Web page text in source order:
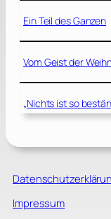
Ein Teil des Ganzen
Vom Geist der
„Nichts ist so
Impressum